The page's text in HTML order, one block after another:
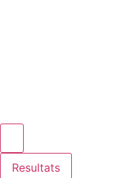
Resultats